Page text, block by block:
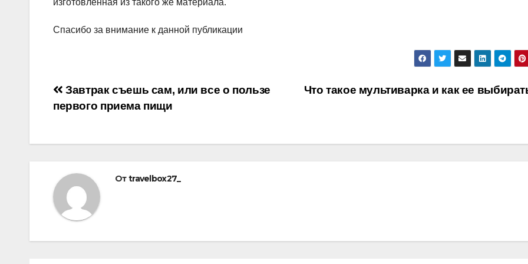
изготовленная из такого же материала.
Спасибо за внимание к данной публикации
Навигация
по
записям
Что такое мультиварка и как ее
Завтрак съешь сам, или все о пользе
первого приема пищи
Отtravelbox27_